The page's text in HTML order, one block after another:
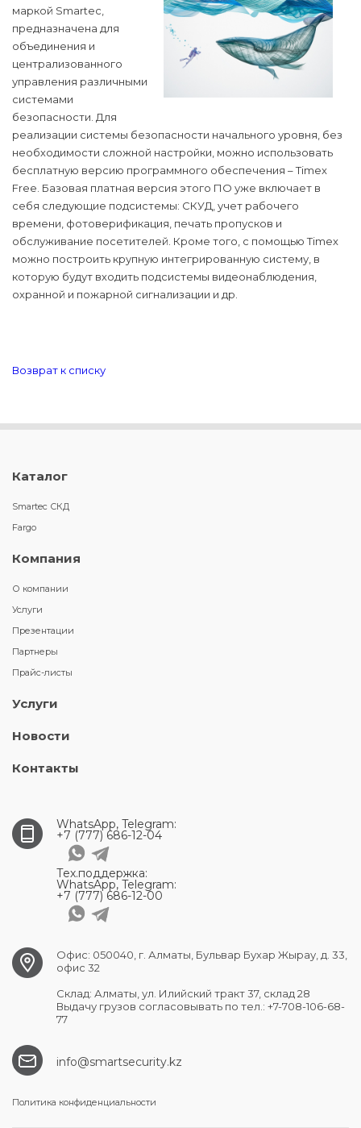
маркой Smartec,
предназначена для
объединения и
централизованного
управления различными
системами
безопасности. Для
реализации системы безопасности начального уровня, без
необходимости сложной настройки, можно использовать
бесплатную версию программного обеспечения – Timex
Free. Базовая платная версия этого ПО уже включает в
себя следующие подсистемы: СКУД, учет рабочего
времени, фотоверификация, печать пропусков и
обслуживание посетителей. Кроме того, с помощью Timex
можно построить крупную интегрированную систему, в
которую будут входить подсистемы видеонаблюдения,
охранной и пожарной сигнализации и др.
Возврат к списку
Каталог
Smartec СКД
Fargo
Компания
О компании
Услуги
Презентации
Партнеры
Прайс-листы
Услуги
Новости
Контакты
WhatsApp, Telegram:
+7 (777) 686-12-04
Тех.поддержка:
WhatsApp, Telegram:
+7 (777) 686-12-00
Офис: 050040, г. Алматы, Бульвар Бухар Жырау, д. 33,
офис 32
Склад: Алматы, ул. Илийский тракт 37, склад 28
Выдачу грузов согласовывать по тел.: +7-708-106-68-
77
info@smartsecurity.kz
Политика конфиденциальности